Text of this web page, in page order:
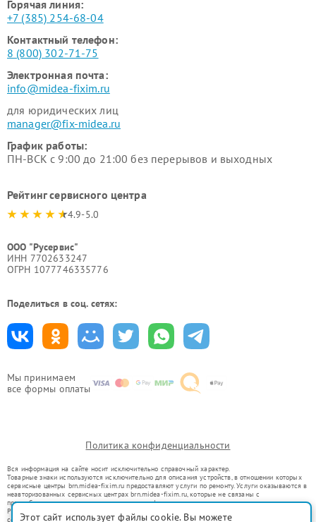
Мы принимаем
все формы оплаты
Горячая линия:
+7 (385) 254-68-04
Контактный телефон:
8 (800) 302-71-75
Электронная почта:
info@midea-fixim.ru
для юридических лиц
manager@fix-midea.ru
График работы:
ПН-ВСК с 9:00 до 21:00 без перерывов и выходных
Рейтинг сервисного центра
4.9-5.0
ООО "Русервис"
ИНН 7702633247
ОГРН 1077746335776
Поделиться в соц. сетях:
Политика конфиденциальности
Вся информация на сайте носит исключительно справочный характер.
Товарные знаки используются исключительно для описания устройств, в отношении которых
сервисные центры brn.midea-fixim.ru предоставляют услуги по ремонту. Услуги оказываются в
неавторизованных сервисных центрах brn.midea-fixim.ru, которые не связаны с
правообладателями товарных знаков или их официальными представителями.
Ремонт осуществляется для устройств, уже введенных в гражданский оборот в соответствии
со статьей 1487 ГК РФ.
Этот сайт использует файлы cookie. Вы можете